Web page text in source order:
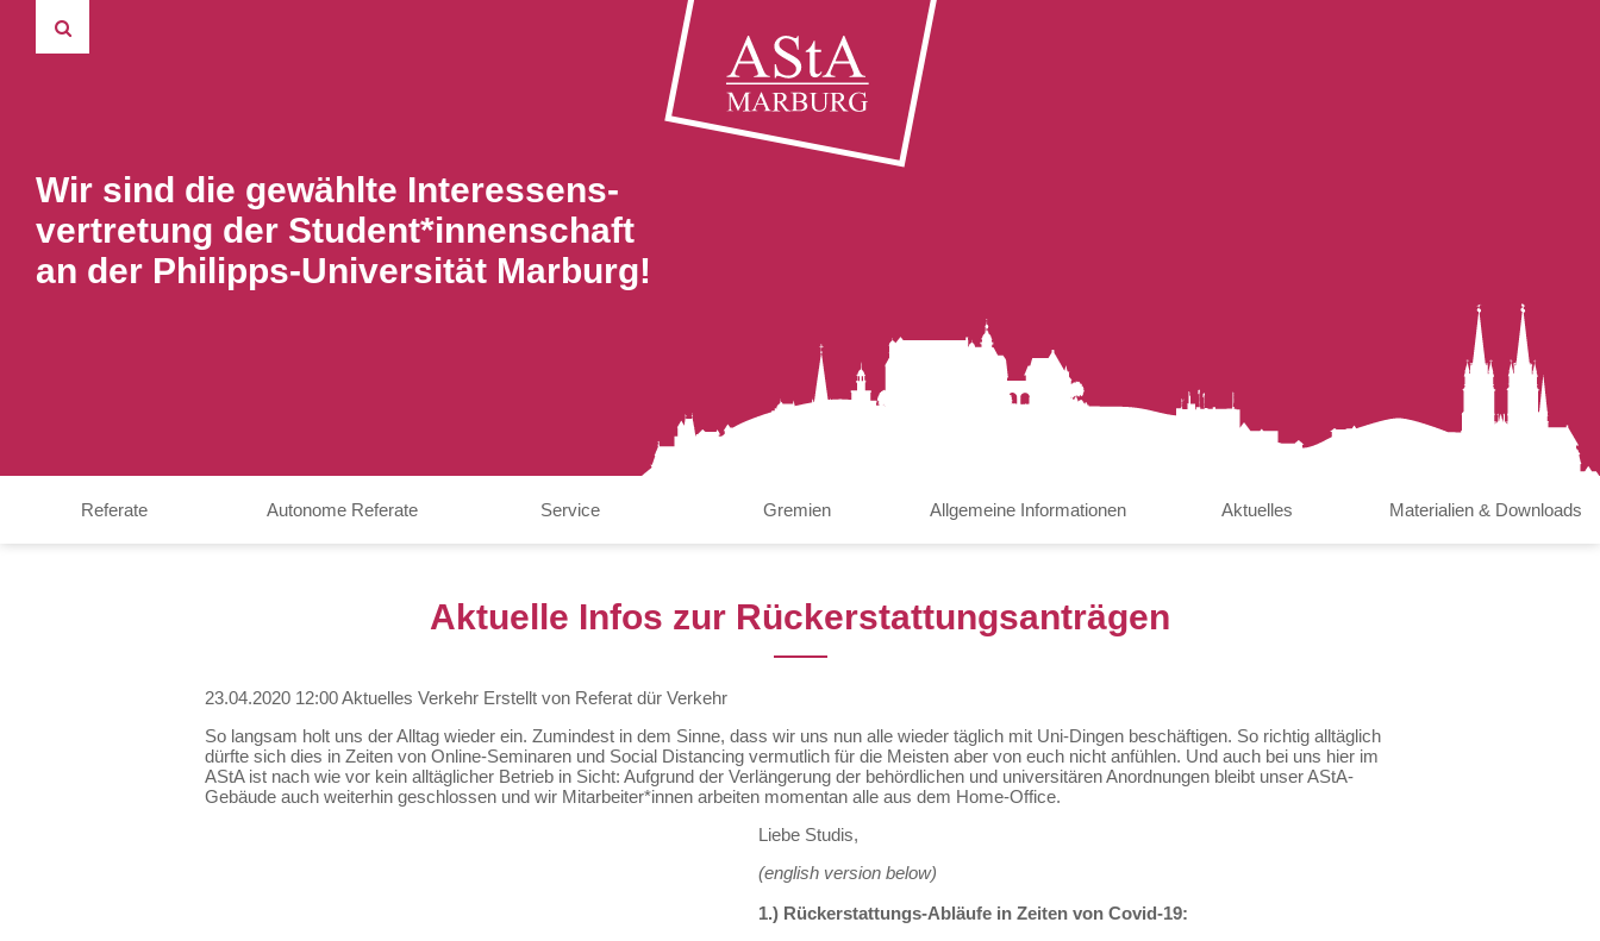
Wir sind die gewählte Interessens-
vertretung der Student*innenschaft
an der Philipps-Universität Marburg!
Referate Autonome Referate Service Gremien Allgemeine Informationen Aktuelles Materialien & Downloads
Aktuelle Infos zur Rückerstattungsanträgen
23.04.2020 12:00Aktuelles Verkehr Erstellt von Referat dür Verkehr
So langsam holt uns der Alltag wieder ein. Zumindest in dem Sinne, dass wir uns nun alle wieder täglich mit Uni-Dingen beschäftigen. So richtig alltäglich
dürfte sich dies in Zeiten von Online-Seminaren und Social Distancing vermutlich für die Meisten aber von euch nicht anfühlen. Und auch bei uns hier im
AStA ist nach wie vor kein alltäglicher Betrieb in Sicht: Aufgrund der Verlängerung der behördlichen und universitären Anordnungen bleibt unser AStA-
Gebäude auch weiterhin geschlossen und wir Mitarbeiter*innen arbeiten momentan alle aus dem Home-Office.
Liebe Studis,
(english version below)
1.) Rückerstattungs-Abläufe in Zeiten von Covid-19: